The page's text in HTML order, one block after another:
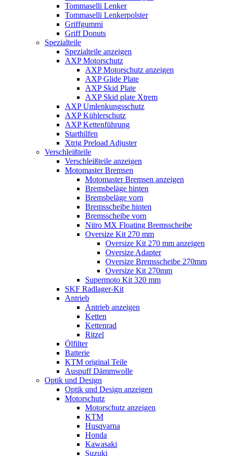
Tommaselli Lenker
Tommaselli Lenkerpolster
Griffgummi
Griff Donuts
Spezialteile
Spezialteile anzeigen
AXP Motorschutz
AXP Motorschutz anzeigen
AXP Glide Plate
AXP Skid Plate
AXP Skid plate Xtrem
AXP Umlenkungsschutz
AXP Kühlerschutz
AXP Kettenführung
Starthilfen
Xtrig Preload Adjuster
Verschleißteile
Verschleißteile anzeigen
Motomaster Bremsen
Motomaster Bremsen anzeigen
Bremsbeläge hinten
Bremsbeläge vorn
Bremsscheibe hinten
Bremsscheibe vorn
Nitro MX Floating Bremsscheibe
Oversize Kit 270 mm
Oversize Kit 270 mm anzeigen
Oversize Adapter
Oversize Bremsscheibe 270mm
Oversize Kit 270mm
Supermoto Kit 320 mm
SKF Radlager-Kit
Antrieb
Antrieb anzeigen
Ketten
Kettenrad
Ritzel
Ölfilter
Batterie
KTM original Teile
Auspuff Dämmwolle
Optik und Design
Optik und Design anzeigen
Motorschutz
Motorschutz anzeigen
KTM
Husqvarna
Honda
Kawasaki
Suzuki